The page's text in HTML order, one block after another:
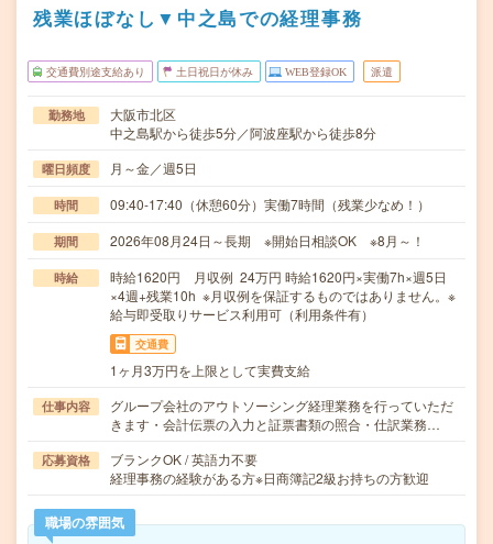
残業ほぼなし▼中之島での経理事務
交通費別途支給あり 土日祝日が休み WEB登録OK 派遣
勤務地
大阪市北区
中之島駅から徒歩5分／阿波座駅から徒歩8分
曜日頻度 月～金／週5日
時間 09:40-17:40（休憩60分）実働7時間（残業少なめ！）
期間 2026年08月24日～長期 ※開始日相談OK ※8月～！
時給
時給1620円 月収例 24万円 時給1620円×実働7h×週5日
×4週+残業10h ※月収例を保証するものではありません。※
給与即受取りサービス利用可（利用条件有）
交通費
1ヶ月3万円を上限として実費支給
仕事内容
グループ会社のアウトソーシング経理業務を行っていただ
きます・会計伝票の入力と証票書類の照合・仕訳業務…
応募資格
ブランクOK / 英語力不要
経理事務の経験がある方※日商簿記2級お持ちの方歓迎
職場の雰囲気